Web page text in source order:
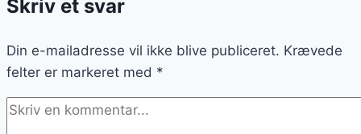
Skriv et svar
Din e-mailadresse vil ikke blive publiceret. Krævede
felter er markeret med *